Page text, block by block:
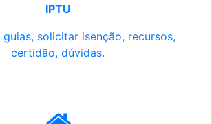
IPTU
guias, solicitar isenção, recursos,
certidão, dúvidas.